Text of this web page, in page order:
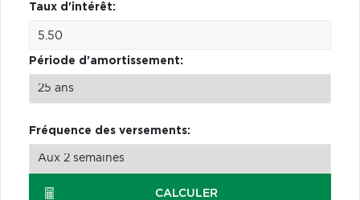
Taux d'intérêt:
Période d'amortissement:
Fréquence des versements:
CALCULER